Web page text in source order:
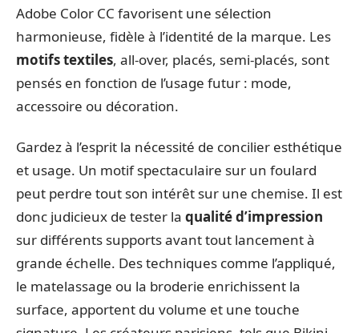
Adobe Color CC favorisent une sélection
harmonieuse, fidèle à l’identité de la marque. Les
motifs textiles, all-over, placés, semi-placés, sont
pensés en fonction de l’usage futur : mode,
accessoire ou décoration.
Gardez à l’esprit la nécessité de concilier esthétique
et usage. Un motif spectaculaire sur un foulard
peut perdre tout son intérêt sur une chemise. Il est
donc judicieux de tester la qualité d’impression
sur différents supports avant tout lancement à
grande échelle. Des techniques comme l’appliqué,
le matelassage ou la broderie enrichissent la
surface, apportent du volume et une touche